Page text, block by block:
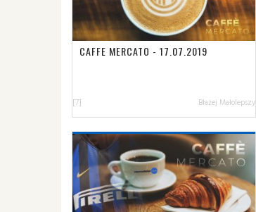
CAFFE MERCATO - 17.07.2019
[7] Błażej Małolepszy